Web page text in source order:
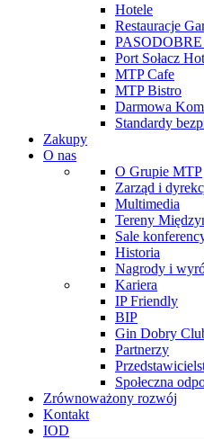
Hotele
Restauracje
PASODOBRE
Port Sołacz
MTP Cafe
MTP Bistro
Darmowa
Standardy
Zakupy
O nas
O Grupie MTP
Zarząd i
Multimedia
Tereny
Sale
Historia
Nagrody i
Kariera
IP Friendly
BIP
Gin Dobry
Partnerzy
Społeczna
Zrównoważony rozwój
Kontakt
IOD